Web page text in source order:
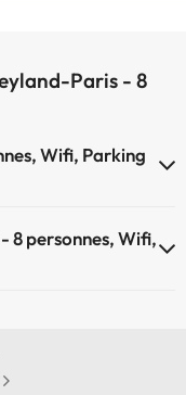
Paris - 8
Wifi, Parking
8 personnes, Wifi,